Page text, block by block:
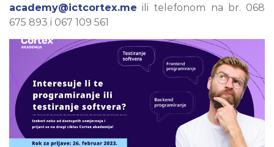
academy@ictcortex.me ili telefonom na br. 068
675 893 i 067 109 561